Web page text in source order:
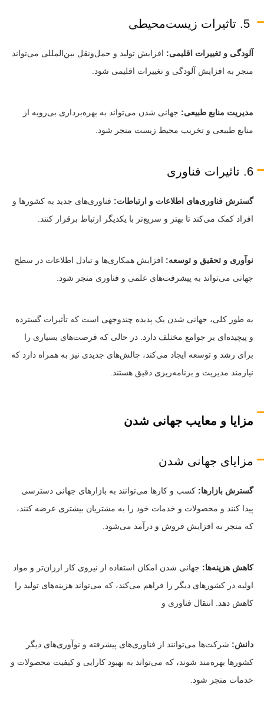
آلودگی و تغییرات اقلیمی: افزایش تولید و حمل‌ونقل بین‌المللی می‌تواند
منجر به افزایش آلودگی و تغییرات اقلیمی شود.
مدیریت منابع طبیعی: جهانی شدن می‌تواند به بهره‌برداری بی‌رویه از
منابع طبیعی و تخریب محیط زیست منجر شود.
6. تاثیرات فناوری
گسترش فناوری‌های اطلاعات و ارتباطات: فناوری‌های جدید به کشورها و
افراد کمک می‌کند تا بهتر و سریع‌تر با یکدیگر ارتباط برقرار کنند.
نوآوری و تحقیق و توسعه: افزایش همکاری‌ها و تبادل اطلاعات در سطح
جهانی می‌تواند به پیشرفت‌های علمی و فناوری منجر شود.
به طور کلی، جهانی شدن یک پدیده چند‌وجهی است که تأثیرات گسترده
و پیچیده‌ای بر جوامع مختلف دارد. در حالی که فرصت‌های بسیاری را
برای رشد و توسعه ایجاد می‌کند، چالش‌های جدیدی نیز به همراه دارد که
نیازمند مدیریت و برنامه‌ریزی دقیق هستند.
مزایا و معایب جهانی شدن
مزایای جهانی شدن
گسترش بازارها: کسب و کارها می‌توانند به بازارهای جهانی دسترسی
پیدا کنند و محصولات و خدمات خود را به مشتریان بیشتری عرضه کنند،
که منجر به افزایش فروش و درآمد می‌شود.
کاهش هزینه‌ها: جهانی شدن امکان استفاده از نیروی کار ارزان‌تر و مواد
اولیه در کشورهای دیگر را فراهم می‌کند، که می‌تواند هزینه‌های تولید را
کاهش دهد. انتقال فناوری و
دانش: شرکت‌ها می‌توانند از فناوری‌های پیشرفته و نوآوری‌های دیگر
کشورها بهره‌مند شوند، که می‌تواند به بهبود کارایی و کیفیت محصولات و
خدمات منجر شود.